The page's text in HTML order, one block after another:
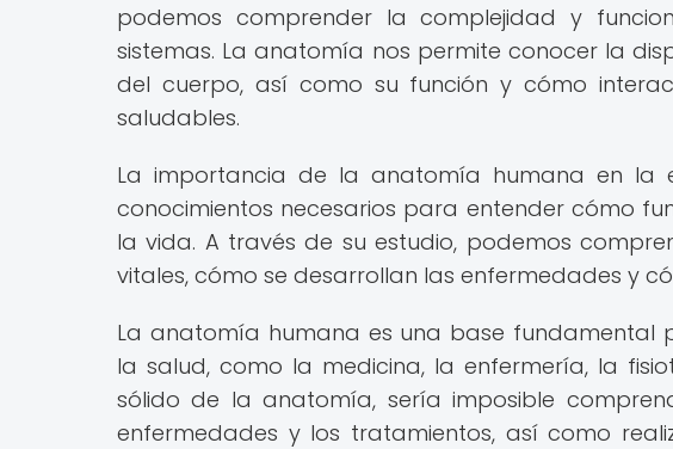
podemos comprender la complejidad y
sistemas. La anatomía nos permite conocer la
del cuerpo, así como su función y cómo
saludables.
La importancia de la anatomía humana en la
conocimientos necesarios para entender cómo
la vida. A través de su estudio, podemos
vitales, cómo se desarrollan las enfermedades y
La anatomía humana es una base fundamental
la salud, como la medicina, la enfermería, la
sólido de la anatomía, sería imposible
enfermedades y los tratamientos, así como